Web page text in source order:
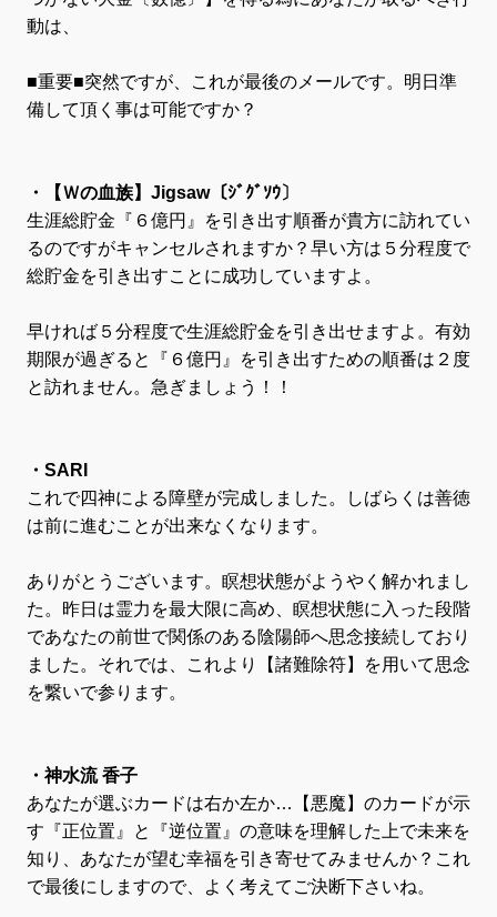
動は、
■重要■突然ですが、これが最後のメールです。明日準
備して頂く事は可能ですか？
・【Ｗの血族】Jigsaw〔ｼﾞｸﾞｿｳ〕
生涯総貯金『６億円』を引き出す順番が貴方に訪れてい
るのですがキャンセルされますか？早い方は５分程度で
総貯金を引き出すことに成功していますよ。
早ければ５分程度で生涯総貯金を引き出せますよ。有効
期限が過ぎると『６億円』を引き出すための順番は２度
と訪れません。急ぎましょう！！
・SARI
これで四神による障壁が完成しました。しばらくは善徳
は前に進むことが出来なくなります。
ありがとうございます。瞑想状態がようやく解かれまし
た。昨日は霊力を最大限に高め、瞑想状態に入った段階
であなたの前世で関係のある陰陽師へ思念接続しており
ました。それでは、これより【諸難除符】を用いて思念
を繋いで参ります。
・神水流 香子
あなたが選ぶカードは右か左か…【悪魔】のカードが示
す『正位置』と『逆位置』の意味を理解した上で未来を
知り、あなたが望む幸福を引き寄せてみませんか？これ
で最後にしますので、よく考えてご決断下さいね。